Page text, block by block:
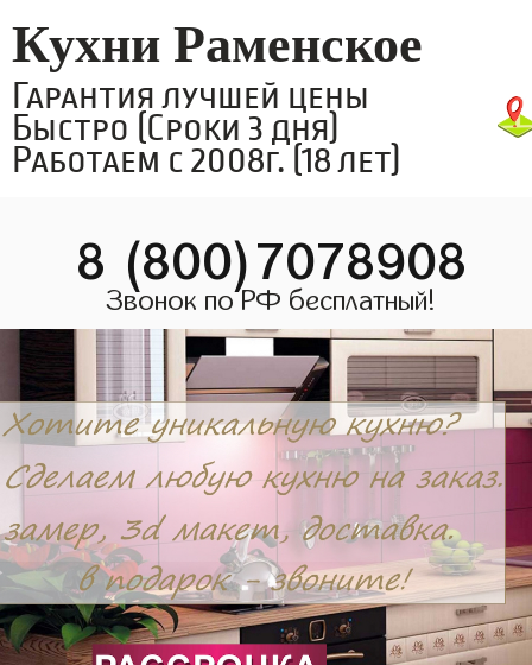
Кухни Раменское
Гарантия лучшей цены
Быстро (Сроки 3 дня)
Работаем с 2008г. (18 лет)
8 (800)7078908
Звонок по РФ бесплатный!